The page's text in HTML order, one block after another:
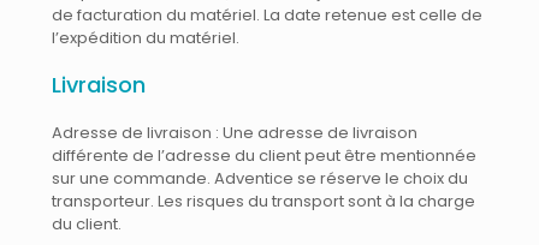
de facturation du matériel. La date retenue est celle de
l’expédition du matériel.
Livraison
Adresse de livraison : Une adresse de livraison
différente de l’adresse du client peut être mentionnée
sur une commande. Adventice se réserve le choix du
transporteur. Les risques du transport sont à la charge
du client.